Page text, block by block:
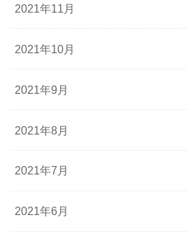
2021年11月
2021年10月
2021年9月
2021年8月
2021年7月
2021年6月